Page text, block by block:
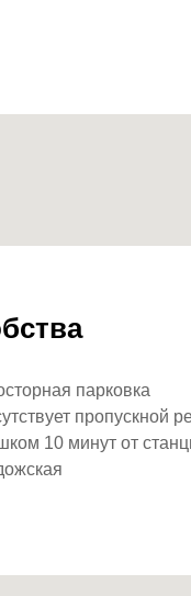
парковка
пропускной
10 минут от